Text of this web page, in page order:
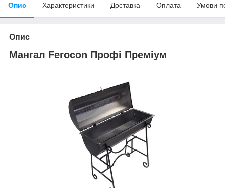
Опис Характеристики Доставка Оплата Умови
Опис
Мангал Ferocon Профі Преміум